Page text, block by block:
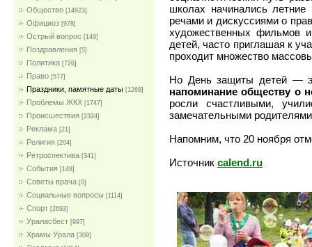
Общество [14923]
Официоз [978]
Острый вопрос [149]
Поздравления [5]
Политика [726]
Право [577]
Праздники, памятные даты [1268]
Проблемы ЖКХ [1747]
Проиcшествия [2324]
Реклама [21]
Религия [204]
Ретроспектива [341]
События [148]
Советы врача [0]
Социальные вопросы [1114]
Спорт [2693]
Ураласбест [997]
Храмы Урала [309]
школах начинались
речами и дискуссиями о
художественных фильмов
детей, часто приглашая к
проходит множество
Но День защиты детей —
напоминание обществу о
росли счастливыми,
замечательными
Напомним, что 20 ноября
Источник calend.ru